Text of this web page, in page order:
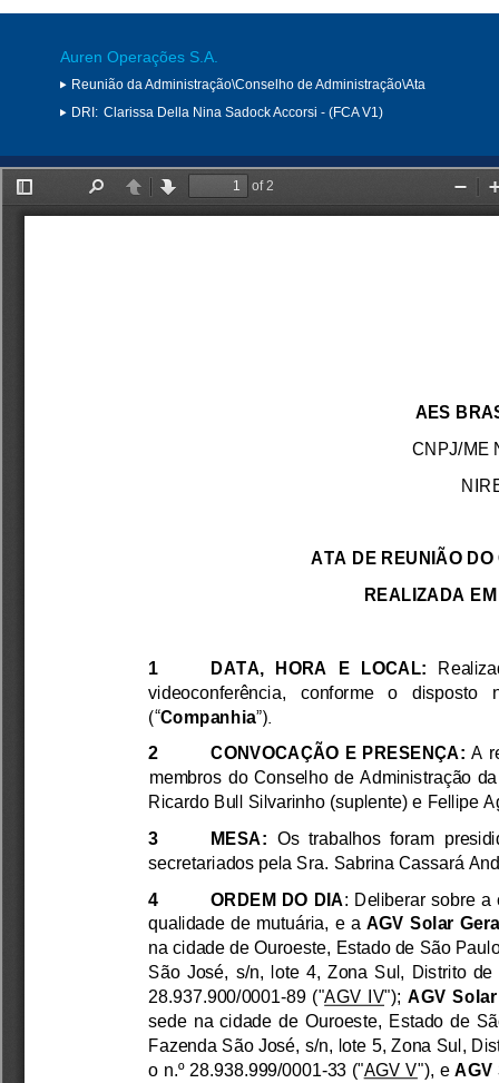
Auren Operações S.A.
Reunião da Administração\Conselho de Administração\Ata
DRI: Clarissa Della Nina Sadock Accorsi - (FCA V1)